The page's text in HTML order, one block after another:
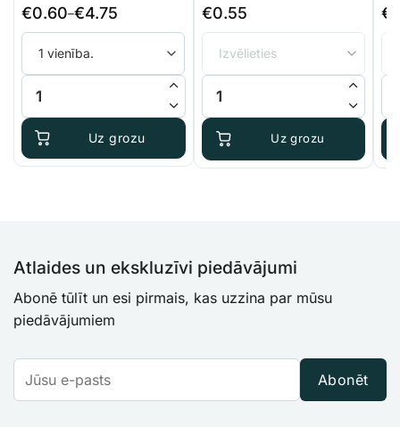
€0.60–€4.75
Price
range:
€0.60
through
€4.75
GRODAN kubveida minerālvate 7,5x7,5x6,5 cm daudzums
Uz grozu
€0.55
Pārbaudes vārsts burbuļotājam
Uz grozu
€
Atlaides un ekskluzīvi piedāvājumi
Abonē tūlīt un esi pirmais, kas uzzina par mūsu
piedāvājumiem
Abonēt